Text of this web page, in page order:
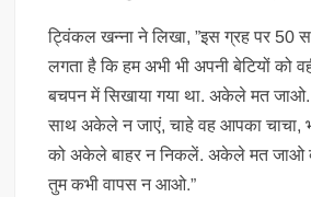
ट्विंकल खन्ना ने लिखा, ”इस ग्रह पर 50
लगता है कि हम अभी भी अपनी बेटियों को
बचपन में सिखाया गया था. अकेले मत
साथ अकेले न जाएं, चाहे वह आपका चाचा,
को अकेले बाहर न निकलें. अकेले मत जाओ
तुम कभी वापस न आओ.”